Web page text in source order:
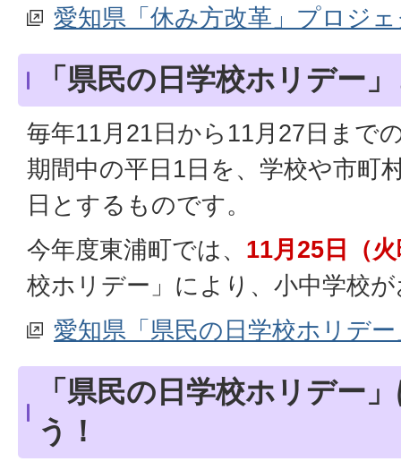
愛知県「休み方改革」プロジ
「県民の日学校ホリデー
毎年11月21日から11月27日まで
期間中の平日1日を、学校や市町
日とするものです。
今年度東浦町では、 11月25日（
校ホリデー」により、小中学校
愛知県「県民の日学校ホリデー
「県民の日学校ホリデー
う！